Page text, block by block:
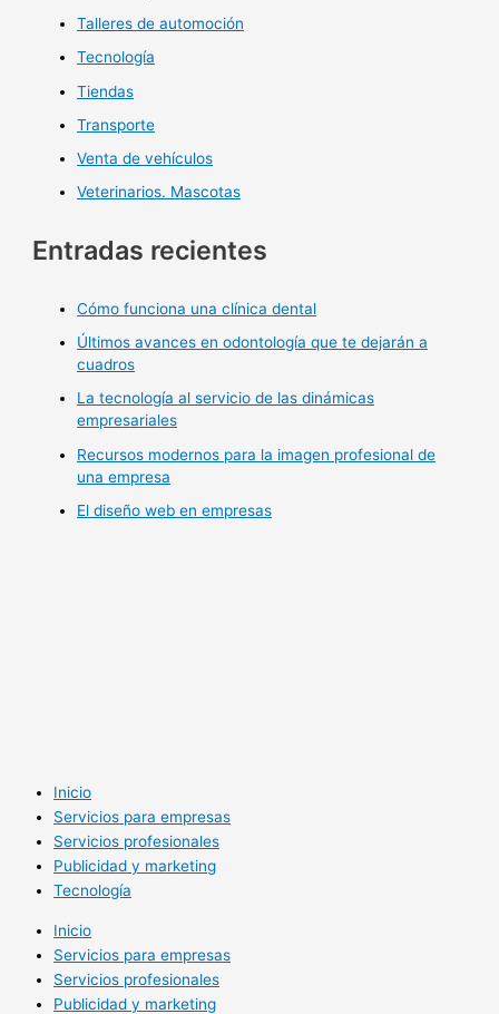
Talleres de automoción
Tecnología
Tiendas
Transporte
Venta de vehículos
Veterinarios. Mascotas
Entradas recientes
Cómo funciona una clínica dental
Últimos avances en odontología que te dejarán a
cuadros
La tecnología al servicio de las dinámicas
empresariales
Recursos modernos para la imagen profesional de
una empresa
El diseño web en empresas
Inicio
Servicios para empresas
Servicios profesionales
Publicidad y marketing
Tecnología
Inicio
Servicios para empresas
Servicios profesionales
Publicidad y marketing